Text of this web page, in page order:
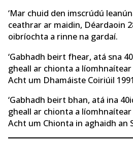
‘Mar chuid den imscrúdú
ceathrar ar maidin, Déardaoin
oibríochta a rinne na gardaí.
‘Gabhadh beirt fhear, atá sna
gheall ar chionta a
Acht um Dhamáiste Coiriúil
‘Gabhadh beirt bhan, atá ina
gheall ar chionta a
Acht um Chionta in aghaidh an